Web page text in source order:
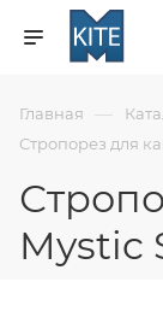
Главная —
Стропорез для
Mystic